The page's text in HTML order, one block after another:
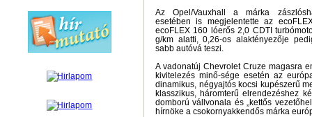
Az Opel/Vauxhall a márka
esetében is megjelentette az
ecoFLEX 160 lóerős 2,0 CDTI
g/km alatti, 0,26-os alaktényezője
sabb autóvá teszi.
A vadonatúj Chevrolet Cruze magasra
kivitelezés minő-sége esetén az
dinamikus, négyajtós kocsi kupészerű
klasszikus, háromterű elrendezéshez
domború vállvonala és „kettős
hírnöke a csokornyakkendős márka